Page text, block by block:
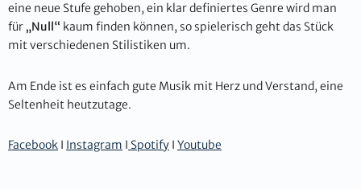
eine neue Stufe gehoben, ein klar definiertes Genre wird man
für„Null“ kaum finden können, so spielerisch geht das Stück
mit verschiedenen Stilistiken um.
Am Ende ist es einfach gute Musik mit Herz und Verstand, eine
Seltenheit heutzutage.
Facebook I Instagram I Spotify I Youtube